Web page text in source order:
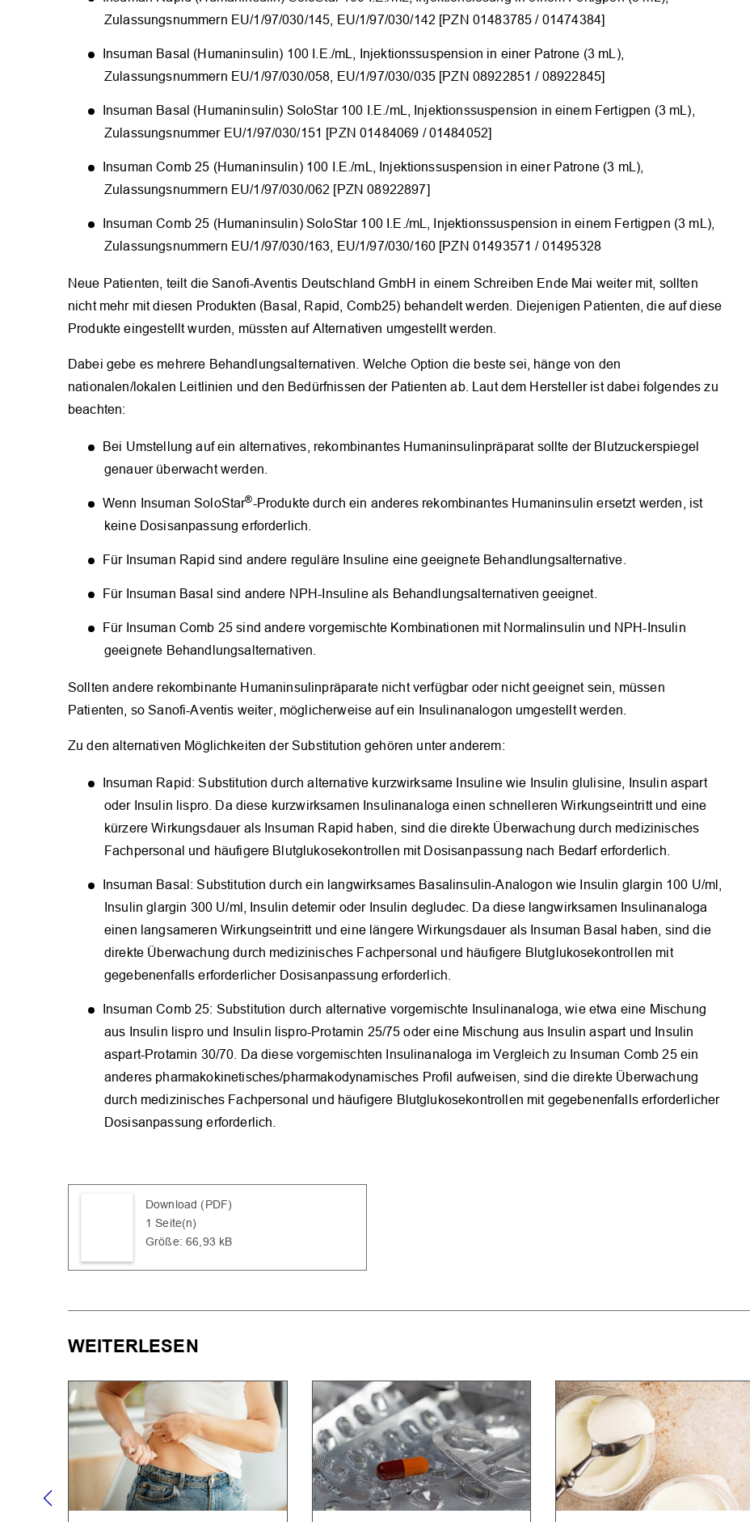
OK
Zulassungsnummern EU/1/97/030/145, EU/1/97/030/142 [PZN 01483785 / 01474384]
Insuman Basal (Humaninsulin) 100 I.E./mL, Injektionssuspension in einer Patrone (3 mL),
Zulassungsnummern EU/1/97/030/058, EU/1/97/030/035 [PZN 08922851 / 08922845]
Insuman Basal (Humaninsulin) SoloStar 100 I.E./mL, Injektionssuspension in einem Fertigpen (3 mL),
Zulassungsnummer EU/1/97/030/151 [PZN 01484069 / 01484052]
Insuman Comb 25 (Humaninsulin) 100 I.E./mL, Injektionssuspension in einer Patrone (3 mL),
Zulassungsnummern EU/1/97/030/062 [PZN 08922897]
Insuman Comb 25 (Humaninsulin) SoloStar 100 I.E./mL, Injektionssuspension in einem Fertigpen (3 mL),
Zulassungsnummern EU/1/97/030/163, EU/1/97/030/160 [PZN 01493571 / 01495328
Neue Patienten, teilt die Sanofi-Aventis Deutschland GmbH in einem Schreiben Ende Mai weiter mit, sollten
nicht mehr mit diesen Produkten (Basal, Rapid, Comb25) behandelt werden. Diejenigen Patienten, die auf diese
Produkte eingestellt wurden, müssten auf Alternativen umgestellt werden.
Dabei gebe es mehrere Behandlungsalternativen. Welche Option die beste sei, hänge von den
nationalen/lokalen Leitlinien und den Bedürfnissen der Patienten ab. Laut dem Hersteller ist dabei folgendes zu
beachten:
Bei Umstellung auf ein alternatives, rekombinantes Humaninsulinpräparat sollte der Blutzuckerspiegel
genauer überwacht werden.
Wenn Insuman SoloStar®-Produkte durch ein anderes rekombinantes Humaninsulin ersetzt werden, ist
keine Dosisanpassung erforderlich.
Für Insuman Rapid sind andere reguläre Insuline eine geeignete Behandlungsalternative.
Für Insuman Basal sind andere NPH-Insuline als Behandlungsalternativen geeignet.
Für Insuman Comb 25 sind andere vorgemischte Kombinationen mit Normalinsulin und NPH-Insulin
geeignete Behandlungsalternativen.
Sollten andere rekombinante Humaninsulinpräparate nicht verfügbar oder nicht geeignet sein, müssen
Patienten, so Sanofi-Aventis weiter, möglicherweise auf ein Insulinanalogon umgestellt werden.
Zu den alternativen Möglichkeiten der Substitution gehören unter anderem:
Insuman Rapid: Substitution durch alternative kurzwirksame Insuline wie Insulin glulisine, Insulin aspart
oder Insulin lispro. Da diese kurzwirksamen Insulinanaloga einen schnelleren Wirkungseintritt und eine
kürzere Wirkungsdauer als Insuman Rapid haben, sind die direkte Überwachung durch medizinisches
Fachpersonal und häufigere Blutglukosekontrollen mit Dosisanpassung nach Bedarf erforderlich.
Insuman Basal: Substitution durch ein langwirksames Basalinsulin-Analogon wie Insulin glargin 100 U/ml,
Insulin glargin 300 U/ml, Insulin detemir oder Insulin degludec. Da diese langwirksamen Insulinanaloga
einen langsameren Wirkungseintritt und eine längere Wirkungsdauer als Insuman Basal haben, sind die
direkte Überwachung durch medizinisches Fachpersonal und häufigere Blutglukosekontrollen mit
gegebenenfalls erforderlicher Dosisanpassung erforderlich.
Insuman Comb 25: Substitution durch alternative vorgemischte Insulinanaloga, wie etwa eine Mischung
aus Insulin lispro und Insulin lispro-Protamin 25/75 oder eine Mischung aus Insulin aspart und Insulin
aspart-Protamin 30/70. Da diese vorgemischten Insulinanaloga im Vergleich zu Insuman Comb 25 ein
anderes pharmakokinetisches/pharmakodynamisches Profil aufweisen, sind die direkte Überwachung
durch medizinisches Fachpersonal und häufigere Blutglukosekontrollen mit gegebenenfalls erforderlicher
Dosisanpassung erforderlich.
Download (PDF)
1 Seite(n)
Größe: 66,93 kB
WEITERLESEN